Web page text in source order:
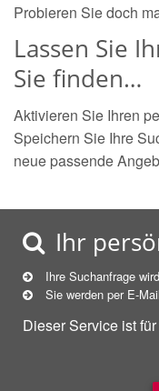
Probieren Sie doch
Lassen Sie
Sie finden…
Aktivieren Sie Ihren
Speichern Sie Ihre
neue passende
Ihr
Ihre Suchanfrage
Sie werden per E-
Dieser Service ist